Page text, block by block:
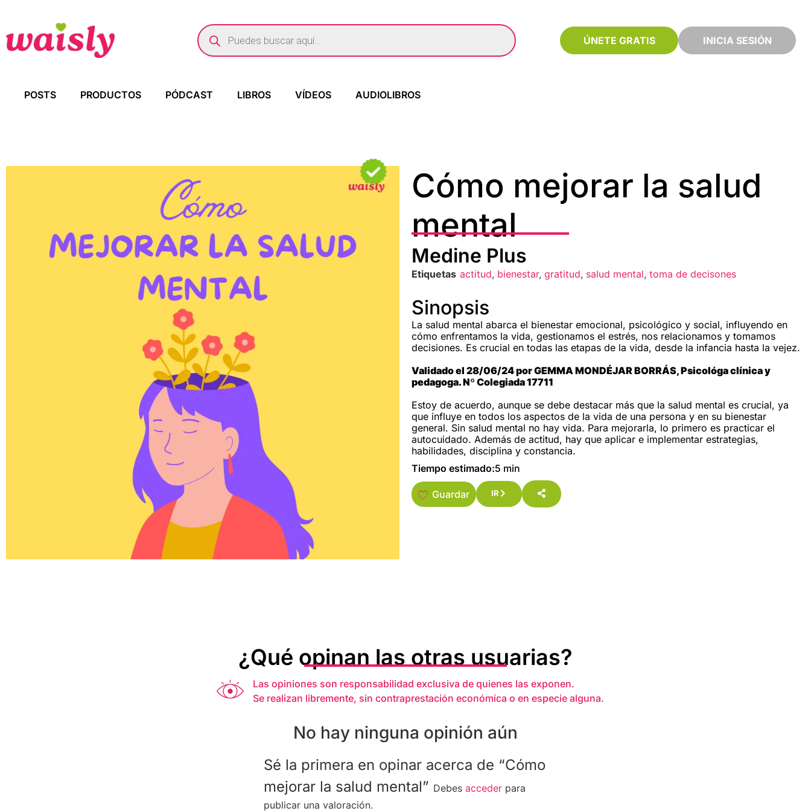
ÚNETE GRATIS INICIA SESIÓN
POSTS PRODUCTOS PÓDCAST LIBROS VÍDEOS AUDIOLIBROS
Cómo mejorar la salud
mental
Medine Plus
Etiquetas actitud, bienestar, gratitud, salud mental, toma de decisones
Sinopsis
La salud mental abarca el bienestar emocional, psicológico y social, influyendo en
cómo enfrentamos la vida, gestionamos el estrés, nos relacionamos y tomamos
decisiones. Es crucial en todas las etapas de la vida, desde la infancia hasta la vejez.
Validado el 28/06/24 por GEMMA MONDÉJAR BORRÁS, Psicológa clínica y
pedagoga. Nº Colegiada 17711
Estoy de acuerdo, aunque se debe destacar más que la salud mental es crucial, ya
que influye en todos los aspectos de la vida de una persona y en su bienestar
general. Sin salud mental no hay vida. Para mejorarla, lo primero es practicar el
autocuidado. Además de actitud, hay que aplicar e implementar estrategias,
habilidades, disciplina y constancia.
Tiempo estimado:5 min
Guardar IR
¿Qué opinan las otras usuarias?
Las opiniones son responsabilidad exclusiva de quienes las exponen.
Se realizan libremente, sin contraprestación económica o en especie alguna.
No hay ninguna opinión aún
Sé la primera en opinar acerca de “Cómo
mejorar la salud mental” Debes accederpara
publicar una valoración.